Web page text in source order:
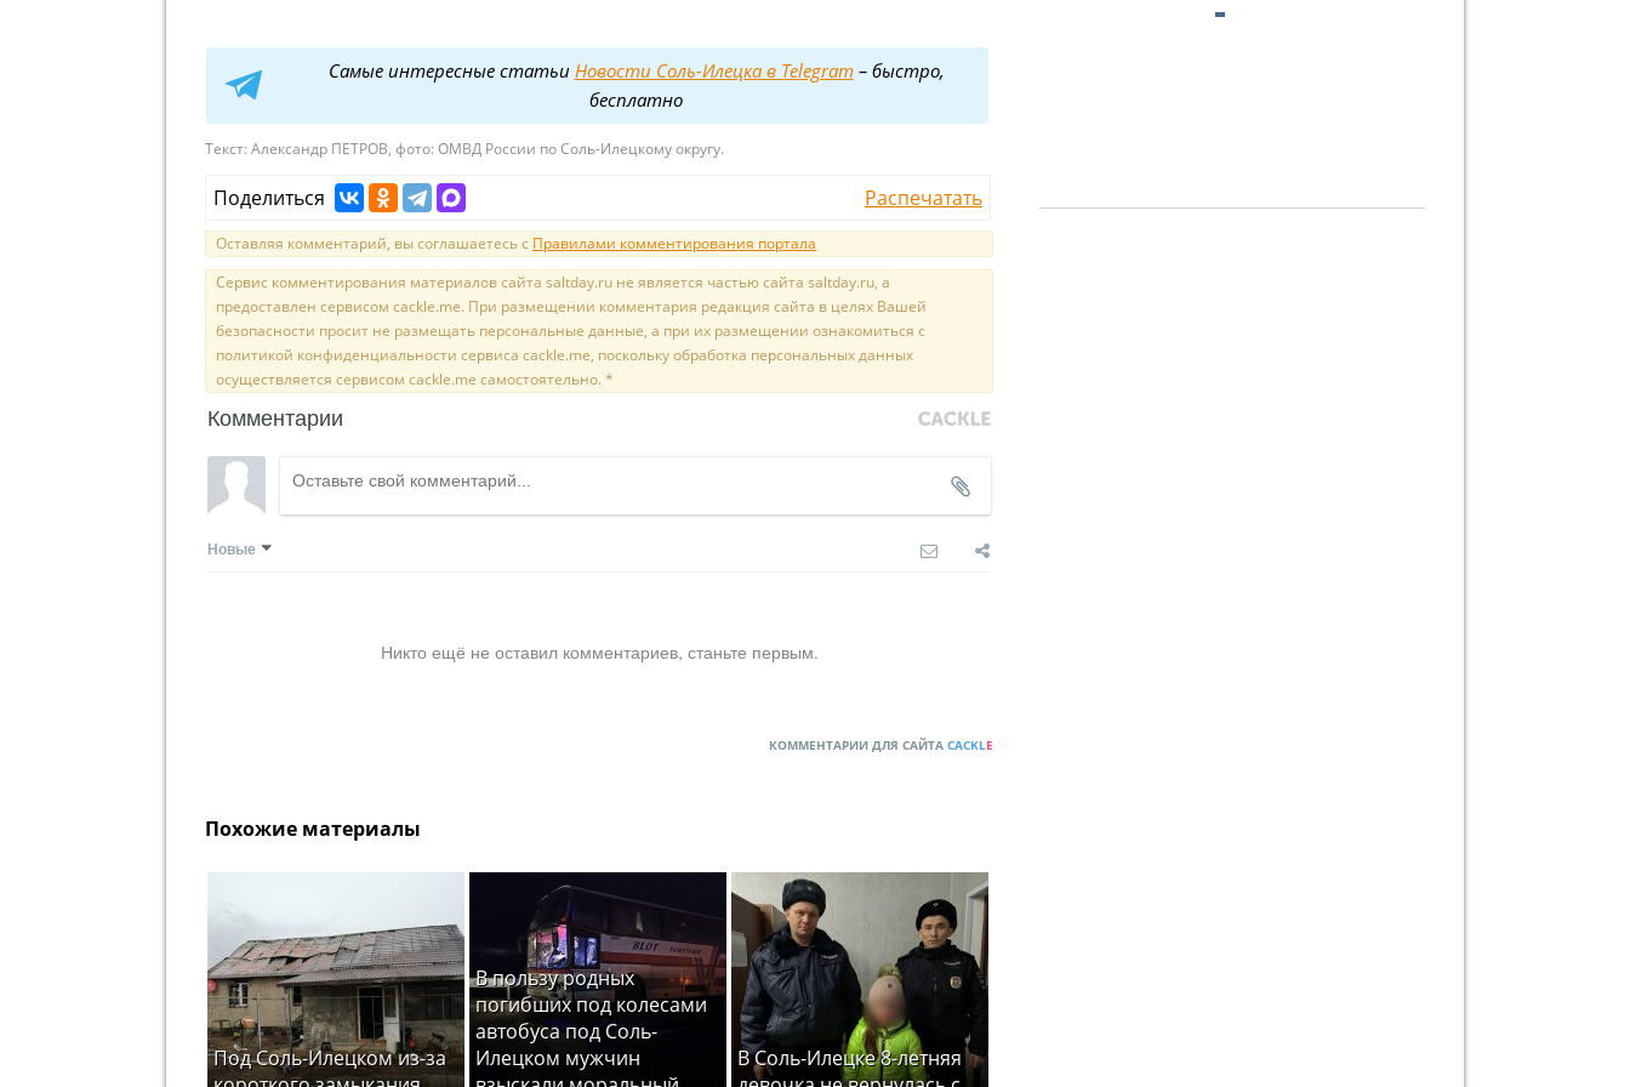
Самые интересные статьи Новости Соль-Илецка в Telegram– быстро,
бесплатно
Текст: Александр ПЕТРОВ, фото: ОМВД России по Соль-Илецкому округу.
Поделиться Распечатать
Оставляя комментарий, вы соглашаетесь с Правилами комментирования портала
Сервис комментирования материалов сайта saltday.ru не является частью сайта saltday.ru, а
предоставлен сервисом cackle.me. При размещении комментария редакция сайта в целях Вашей
безопасности просит не размещать персональные данные, а при их размещении ознакомиться с
политикой конфиденциальности сервиса cackle.me, поскольку обработка персональных данных
осуществляется сервисом cackle.me самостоятельно. *
Комментарии
Новые
Никто ещё не оставил комментариев, станьте первым.
КОММЕНТАРИИ ДЛЯ САЙТА CACKLE
Похожие материалы
Под Соль-Илецком из-за
В пользу родных
погибших под колесами
автобуса под Соль-
Илецком мужчин
В Соль-Илецке 8-летняя